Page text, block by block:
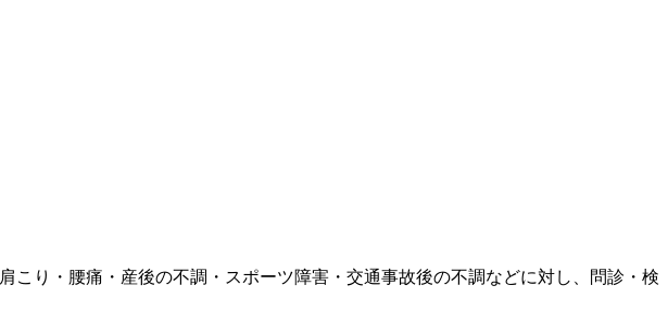
り・腰痛・産後の不調・スポーツ障害・交通事故後の不調などに対し、問診・検